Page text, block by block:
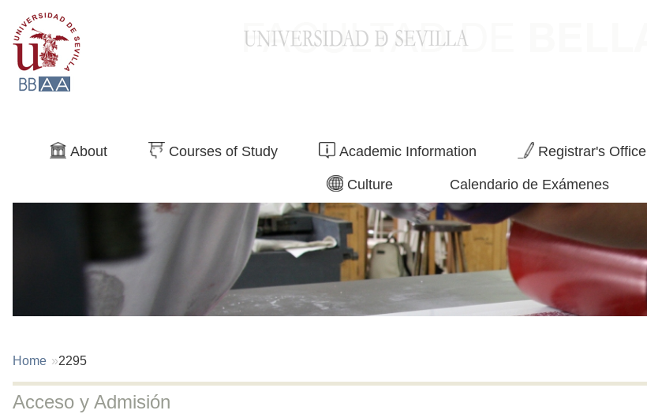
SearchAbout Courses of Study Academic Information Registrar's Office
Culture
Calendario de Exámenes
You
here:
Home 2295
Acceso y Admisión